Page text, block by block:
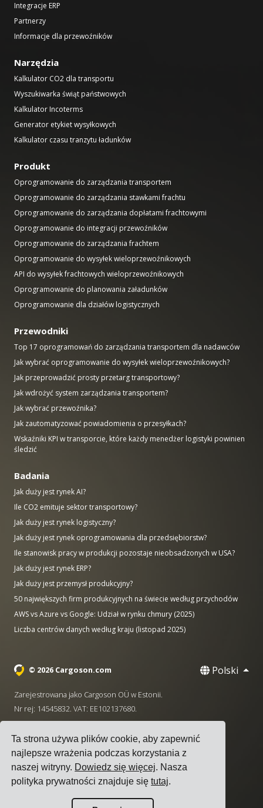
Ta strona używa plików cookie, aby zapewnić
najlepsze wrażenia podczas korzystania z
naszej witryny. Dowiedz się więcej. Nasza
polityka prywatności znajduje siętutaj.
Integracje ERP
Partnerzy
Informacje dla przewoźników
Narzędzia
Kalkulator CO2 dla transportu
Wyszukiwarka świąt państwowych
Kalkulator Incoterms
Generator etykiet wysyłkowych
Kalkulator czasu tranzytu ładunków
Produkt
Oprogramowanie do zarządzania transportem
Oprogramowanie do zarządzania stawkami frachtu
Oprogramowanie do zarządzania dopłatami frachtowymi
Oprogramowanie do integracji przewoźników
Oprogramowanie do zarządzania frachtem
Oprogramowanie do wysyłek wieloprzewoźnikowych
API do wysyłek frachtowych wieloprzewoźnikowych
Oprogramowanie do planowania załadunków
Oprogramowanie dla działów logistycznych
Przewodniki
Top 17 oprogramowań do zarządzania transportem dla nadawców
Jak wybrać oprogramowanie do wysyłek wieloprzewoźnikowych?
Jak przeprowadzić prosty przetarg transportowy?
Jak wdrożyć system zarządzania transportem?
Jak wybrać przewoźnika?
Jak zautomatyzować powiadomienia o przesyłkach?
Wskaźniki KPI w transporcie, które każdy menedżer logistyki powinien
śledzić
Badania
Jak duży jest rynek AI?
Ile CO2 emituje sektor transportowy?
Jak duży jest rynek logistyczny?
Jak duży jest rynek oprogramowania dla przedsiębiorstw?
Ile stanowisk pracy w produkcji pozostaje nieobsadzonych w USA?
Jak duży jest rynek ERP?
Jak duży jest przemysł produkcyjny?
50 największych firm produkcyjnych na świecie według przychodów
AWS vs Azure vs Google: Udział w rynku chmury (2025)
Liczba centrów danych według kraju (listopad 2025)
© 2026 Cargoson.com Polski
Zarejestrowana jako Cargoson OÜ w Estonii.
Nr rej: 14545832. VAT: EE102137680.
+372 5555 0028 · hello@cargoson.com
Warunki korzystania z usługi|Polityka Prywatności
Polityka plików cookie